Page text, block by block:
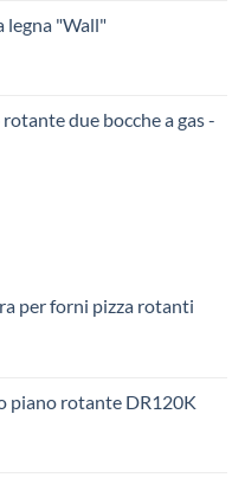
legna "Wall"
due bocche a gas -
per forni pizza rotanti
piano rotante DR120K